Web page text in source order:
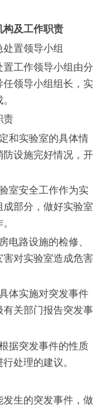
及工作职责
置领导小组
工作领导小组由分
领导小组组长，实
责
和实验室的具体情
设施完好情况，开
室安全工作作为实
部分，做好实验室
路设施的检修、
对实验室造成危害
体实施对突发事件
关部门报告突发事
据突发事件的性质
处理的建议。
生的突发事件，做